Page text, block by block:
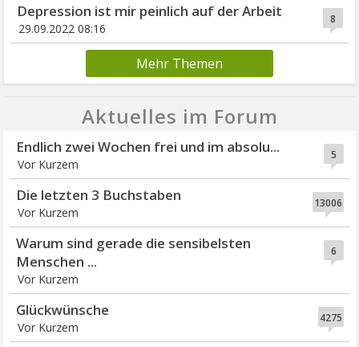
8
Depression ist mir peinlich auf der Arbeit
29.09.2022 08:16
Mehr Themen
Aktuelles im Forum
5
Endlich zwei Wochen frei und im absolu...
Vor Kurzem
13006
Die letzten 3 Buchstaben
Vor Kurzem
6
Warum sind gerade die sensibelsten
Menschen ...
Vor Kurzem
4275
Glückwünsche
Vor Kurzem